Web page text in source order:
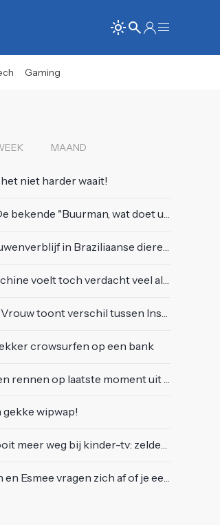
Gaming
MAAND
niet harder waait!
wat doet u nu?"-scène uit Flodder met Tatjana Šimić
in Braziliaanse dierentuin en overleeft het niet
toch verdacht veel als ander soort work-out
toont verschil tussen Insta-look en realiteit
crowsurfen op een bank
op laatste moment uit brandende auto op de A58
gekke wipwap!
bij kinder-tv: zelden zo'n 'beweeglijke' kikker gezien
vragen zich af of je een vegetariër bent als je kip eet